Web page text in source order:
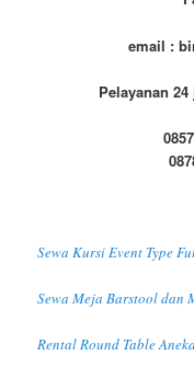
email :
Pelayanan
Sewa Kursi Event Type
Sewa Meja Barstool dan
Rental Round Table